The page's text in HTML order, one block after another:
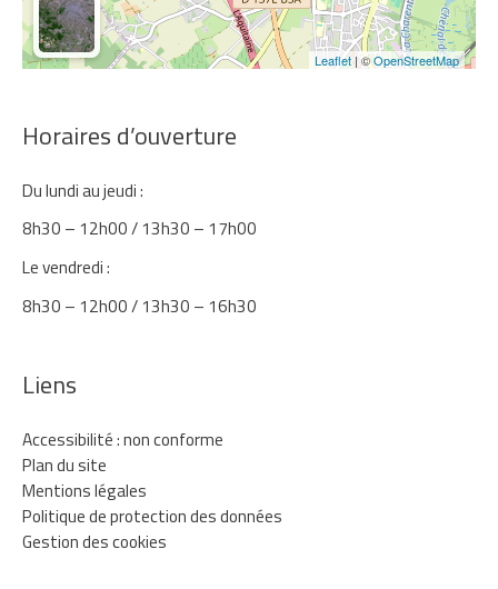
Leaflet | ©OpenStreetMap
Horaires d’ouverture
Du lundi au jeudi :
8h30 – 12h00 / 13h30 – 17h00
Le vendredi :
8h30 – 12h00 / 13h30 – 16h30
Liens
Accessibilité : non conforme
Plan du site
Mentions légales
Politique de protection des données
Gestion des cookies